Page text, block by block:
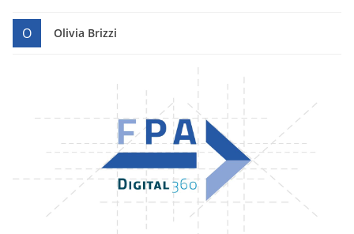
O Olivia Brizzi